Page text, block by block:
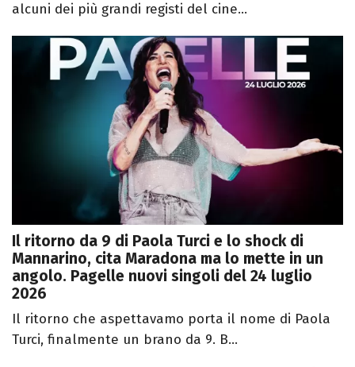
alcuni dei più grandi registi del cine...
Il ritorno da 9 di Paola Turci e lo shock di
Mannarino, cita Maradona ma lo mette in un
angolo. Pagelle nuovi singoli del 24 luglio
2026
Il ritorno che aspettavamo porta il nome di Paola
Turci, finalmente un brano da 9. B...